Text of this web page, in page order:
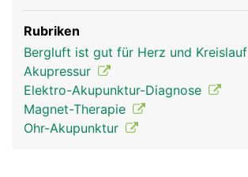
Rubriken
Bergluft ist gut für Herz und Kreislauf
Akupressur
Elektro-Akupunktur-Diagnose
Magnet-Therapie
Ohr-Akupunktur